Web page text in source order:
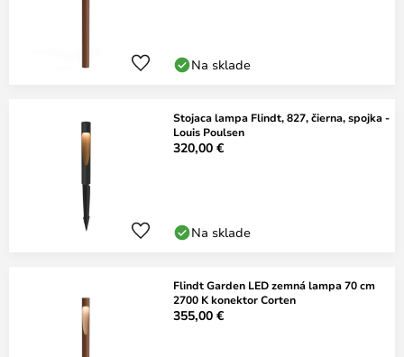
Na sklade
Stojaca lampa Flindt, 827, čierna, spojka -
Louis Poulsen
320,00 €
Na sklade
Flindt Garden LED zemná lampa 70 cm
2700 K konektor Corten
355,00 €